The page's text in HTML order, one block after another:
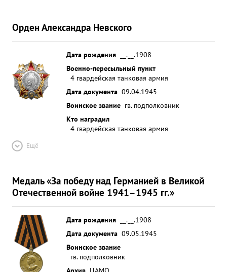
Орден Александра Невского
Дата рождения
__.__.1908
Военно-пересыльный пункт
4 гвардейская танковая армия
Дата документа 09.04.1945
Воинское звание гв. подполковник
Кто наградил
4 гвардейская танковая армия
Ещё
Медаль «За победу над Германией в Великой
Отечественной войне 1941–1945 гг.»
Дата рождения
__.__.1908
Дата документа 09.05.1945
Воинское звание
гв. подполковник